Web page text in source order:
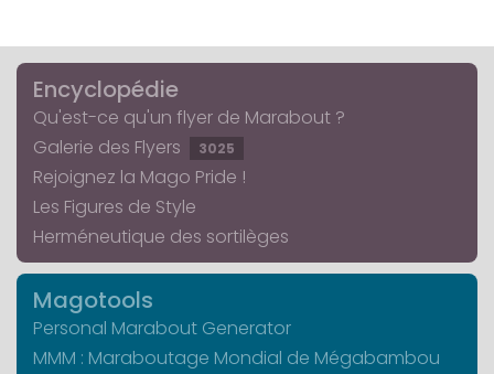
Encyclopédie
Qu'est-ce qu'un flyer de Marabout ?
Galerie des Flyers
3025
Rejoignez la Mago Pride !
Les Figures de Style
Herméneutique des sortilèges
Magotools
Personal Marabout Generator
MMM : Maraboutage Mondial de Mégabambou